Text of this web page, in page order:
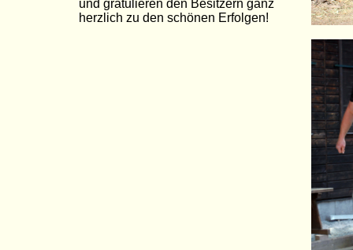
und gratulieren den Besitzern ganz
herzlich zu den schönen Erfolgen!